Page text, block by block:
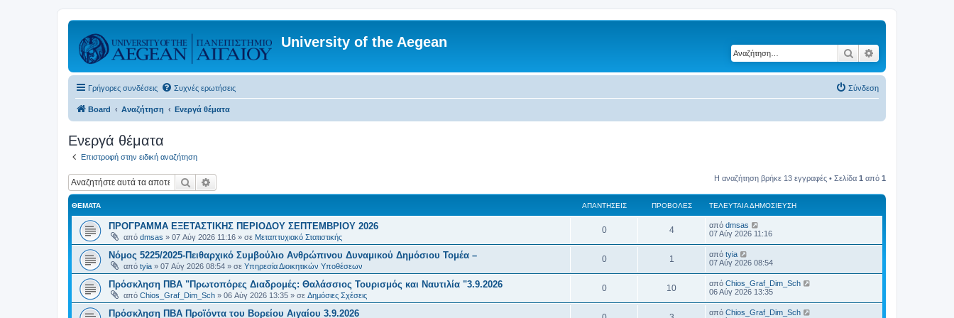
University of the Aegean
Αναζήτηση
Γρήγορες συνδέσεις Συχνές ερωτήσεις Σύνδεση
Board Αναζήτηση Ενεργά θέματα
Ενεργά θέματα
Επιστροφή στην ειδική αναζήτηση
Αναζήτηση Η αναζήτηση βρήκε 13 εγγραφές • Σελίδα 1 από 1
ΘΈΜΑΤΑ ΑΠΑΝΤΉΣΕΙΣ ΠΡΟΒΟΛΈΣ ΤΕΛΕΥΤΑΊΑ ΔΗΜΟΣΊΕΥΣΗ
ΠΡΟΓΡΑΜΜΑ ΕΞΕΤΑΣΤΙΚΗΣ ΠΕΡΙΟΔΟΥ ΣΕΠΤΕΜΒΡΙΟΥ 2026
από dmsas » 07 Αύγ 2026 11:16 » σε Μεταπτυχιακό Στατιστικής
0Α
π
ν
τ
4Π
ρ
β
ο
Τ
ε
υ
τ
α
ί
α
δ
η
από dmsas
07 Αύγ 2026 11:16
Νόμος 5225/2025-Πειθαρχικό Συμβούλιο Ανθρώπινου Δυναμικού Δημόσιου Τομέα –
από tyia » 07 Αύγ 2026 08:54 » σε Υπηρεσία Διοικητικών Υποθέσεων
0Α
π
ν
1
ρ
β
Τ
ε
υ
τ
α
ί
από tyia
07 Αύγ 2026 08:54
Πρόσκληση ΠΒΑ "Πρωτοπόρες Διαδρομές: Θαλάσσιος Τουρισμός και Ναυτιλία "3.9.2026
από Chios_Graf_Dim_Sch » 06 Αύγ 2026 13:35 » σε Δημόσιες Σχέσεις
0Α
π
10Π
ρ
Τ
ε
υ
από Chios_Graf_Dim_Sch
06 Αύγ 2026 13:35
Πρόσκληση ΠΒΑ Προϊόντα του Βορείου Αιγαίου 3.9.2026
Τ
από Chios_Graf_Dim_Sch